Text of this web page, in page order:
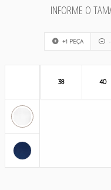
INFORME O
+1 PEÇA
38 40